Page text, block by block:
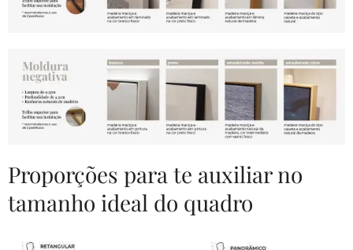
Proporções para te auxiliar no
tamanho ideal do quadro